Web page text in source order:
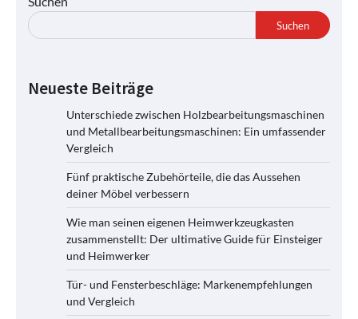
Suchen
Neueste Beiträge
Unterschiede zwischen Holzbearbeitungsmaschinen
und Metallbearbeitungsmaschinen: Ein umfassender
Vergleich
Fünf praktische Zubehörteile, die das Aussehen
deiner Möbel verbessern
Wie man seinen eigenen Heimwerkzeugkasten
zusammenstellt: Der ultimative Guide für Einsteiger
und Heimwerker
Tür- und Fensterbeschläge: Markenempfehlungen
und Vergleich